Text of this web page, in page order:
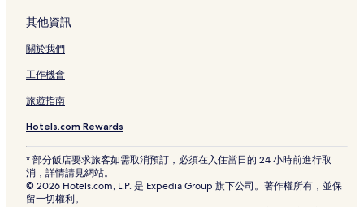
新堂一洞飯店
乙支路四街站附近的飯店
斗塔商場附近的飯店
昌信1洞飯店
東大門市場附近的飯店
其他資訊
關於我們
工作機會
旅遊指南
Hotels.com Rewards
* 部分飯店要求旅客如需取消預訂，必須在入住當日的 24 小時前進行取
消，詳情請見網站。
© 2026 Hotels.com, L.P. 是 Expedia Group 旗下公司。著作權所有，並保
留一切權利。